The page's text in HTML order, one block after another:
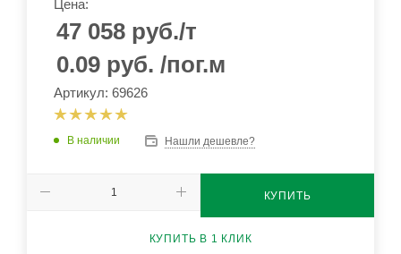
Цена:
47 058 руб./т
0.09 руб. /пог.м
Артикул: 69626
В наличии Нашли дешевле?
КУПИТЬ
КУПИТЬ В 1 КЛИК